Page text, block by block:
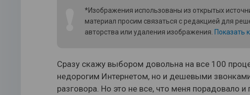
*Изображения использованы из открытых
материал просим связаться с редакцией для
авторства или удаления изображения. Показать
Сразу скажу выбором довольна на все 100
недорогим Интернетом, но и дешевыми
разговора. Но это не все, что меня порадовало